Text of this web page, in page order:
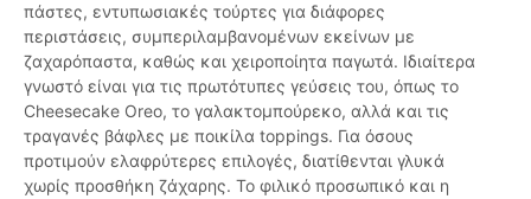
πάστες, εντυπωσιακές τούρτες για διάφορες
περιστάσεις, συμπεριλαμβανομένων εκείνων με
ζαχαρόπαστα, καθώς και χειροποίητα παγωτά. Ιδιαίτερα
γνωστό είναι για τις πρωτότυπες γεύσεις του, όπως το
Cheesecake Oreo, το γαλακτομπούρεκο, αλλά και τις
τραγανές βάφλες με ποικίλα toppings. Για όσους
προτιμούν ελαφρύτερες επιλογές, διατίθενται γλυκά
χωρίς προσθήκη ζάχαρης. Το φιλικό προσωπικό και η